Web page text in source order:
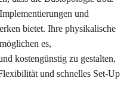
und
bietet. Ihre physikalische
es,
kostengünstig zu gestalten,
und schnelles Set-Up